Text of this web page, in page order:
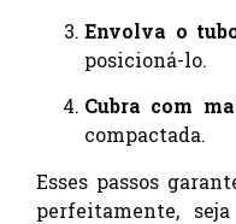
Envolva o
posicioná-lo.
Cubra com
compactada.
Esses passos
perfeitamente,